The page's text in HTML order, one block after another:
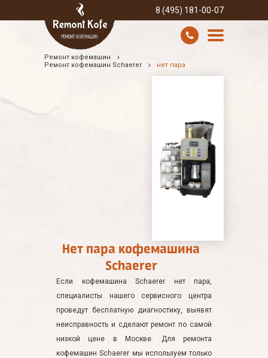
8 (495) 181-00-07
УСЛУГИ И ЦЕНЫ
Ремонт кофемашин
Ремонт кофемашин Schaerer
нет пара
Нет пара кофемашина
Schaerer
Если кофемашина Schaerer нет пара,
специалисты нашего сервисного центра
проведут бесплатную диагностику, выявят
неисправность и сделают ремонт по самой
низкой цене в Москве. Для ремонта
кофемашин Schaerer мы используем только